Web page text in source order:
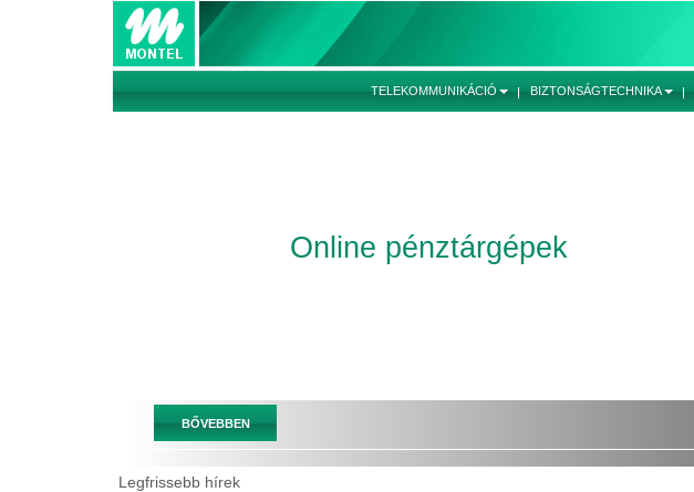
TELEKOMMUNIKÁCIÓ BIZTONSÁGTECHNIKA
Online pénztárgépek
BŐVEBBEN
Legfrissebb hírek